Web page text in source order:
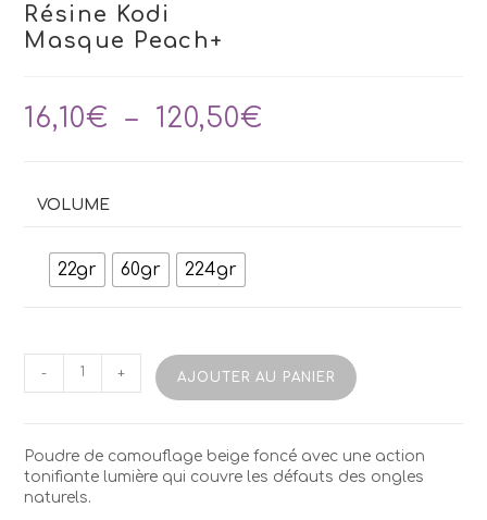
Résine Kodi
Masque Peach+
16,10€ – 120,50€
VOLUME
22gr 60gr 224gr
quantité
Peach+
- + AJOUTER AU PANIER
Poudre de camouflage beige foncé avec une action
tonifiante lumière qui couvre les défauts des ongles
naturels.